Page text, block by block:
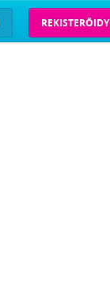
REKISTERÖIDY